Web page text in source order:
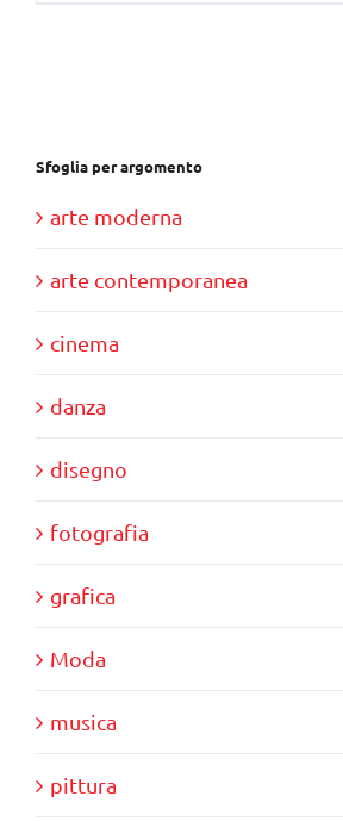
Sfoglia per argomento
arte moderna
arte contemporanea
cinema
danza
disegno
fotografia
grafica
Moda
musica
pittura